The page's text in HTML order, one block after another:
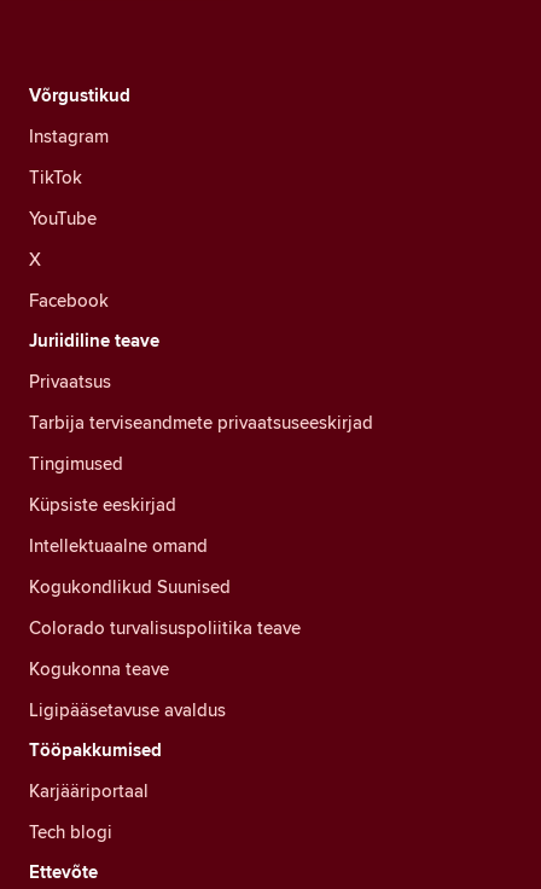
Võrgustikud
Instagram
TikTok
YouTube
X
Facebook
Juriidiline teave
Privaatsus
Tarbija terviseandmete privaatsuseeskirjad
Tingimused
Küpsiste eeskirjad
Intellektuaalne omand
Kogukondlikud Suunised
Colorado turvalisuspoliitika teave
Kogukonna teave
Ligipääsetavuse avaldus
Tööpakkumised
Karjääriportaal
Tech blogi
Ettevõte